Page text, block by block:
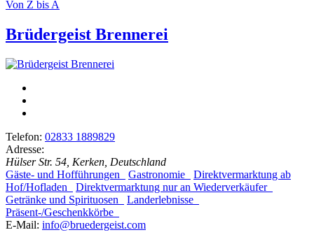
Von Z bis A
Brüdergeist Brennerei
Telefon: 02833 1889829
Adresse:
Hülser Str. 54, Kerken, Deutschland
Gäste- und Hofführungen
Gastronomie
Direktvermarktung ab
Hof/Hofladen
Direktvermarktung nur an Wiederverkäufer
Getränke und Spirituosen
Landerlebnisse
Präsent-/Geschenkkörbe
E-Mail: info@bruedergeist.com